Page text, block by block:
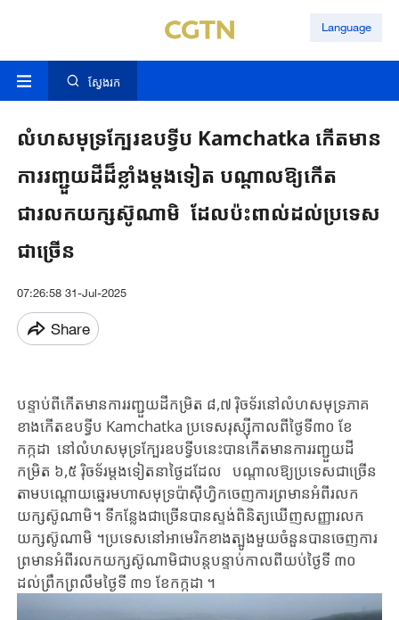
Language
ស្វែងរក
លំហសមុទ្រក្បែរ​​ឧបទ្វីប Kamchatka កើតមាន​​
ការរញ្ជួយដីដ៏ខ្លាំងម្ត​ង​ទៀត បណ្តាល​ឱ្យ​កើត​
ជារលកយក្សស៊ូណាមិ​ ដែល​ប៉ះពាល់ដល់ប្រទេស
ជាច្រើន
07:26:58 31-Jul-2025
Share
បន្ទាប់ពីកើត​មានការរញ្ជួយដីកម្រិត ៨,៧ រ៉ិចទ័រនៅ​លំហសមុទ្រភាគ
ខាង​កើត​​​ឧបទ្វីប Kamchatka ប្រទេសរុស្ស៊ី​កាលពីថ្ងៃទី៣០ ខែ​
កក្កដា​ ​ នៅលំហសមុទ្រក្បែរ​ឧបទ្វីបនេះបាន​កើត​មាន​​ការរញ្ជួយដី
កម្រិត ៦,៥ រ៉ិចទ័រម្តងទៀតនាថ្ងៃដដែល​ ​បណ្តាល​ឱ្យ​ប្រទេស​ជាច្រើន​
តាមបណ្តោយឆ្នេរមហា​សមុទ្រប៉ាស៊ីហ្វិកចេញ​ការព្រមានអំពីរលក
យក្សស៊ូណាមិ​។ ​ទីកន្លែង​ជាច្រើនបាន​ស្ទង់​ពិនិត្យ​ឃើញសញ្ញា​រលក
យក្សស៊ូណាមិ​​ ។ប្រទេសនៅ​​អាមេរិក​ខាង​ត្បូង​មួយ​ចំនួន​បាន​ចេញ​ការ​
ព្រមាន​អំពី​រលក​យក្ស​ស៊ូណាមិ​ជា​បន្តបន្ទាប់​កាល​ពី​យប់​ថ្ងៃ​ទី ៣០
ដល់​ព្រឹក​ព្រលឹម​ថ្ងៃ​ទី ៣១ ខែ​កក្កដា​ ។